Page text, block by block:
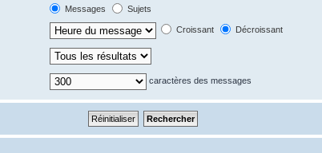
Messages
Sujets
Croissant Décroissant
caractères des messages